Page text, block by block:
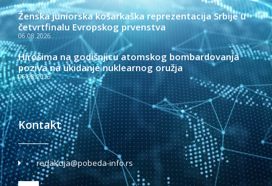
Ženska juniorska košarkaška reprezentacija Srbije u
četvrtfinalu Evropskog prvenstva
06.08.2026.
Hirošima na godišnjicu atomskog bombardovanja
poziva na ukidanje nuklearnog oružja
06.08.2026.
Kontakt
redakcija@pobeda-info.rs